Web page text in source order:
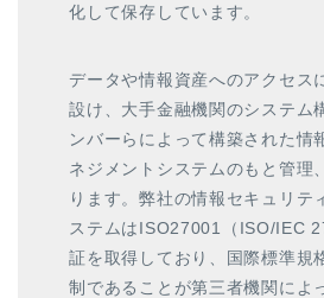
化して保存しています。
データや情報資産へのアクセス
設け、大手金融機関のシステム
ンバーらによって構築された情
ネジメントシステムのもと管理
ります。弊社の情報セキュリテ
ステムはISO27001（ISO/IEC
証を取得しており、国際標準規
制であることが第三者機関によ